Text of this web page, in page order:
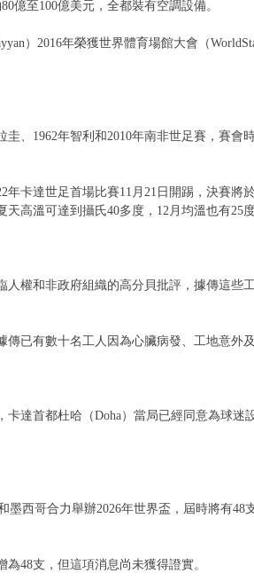
億至100億美元，全都裝有空調設備。
）2016年榮獲世界體育場館大會（
、1962年智利和2010年南非世足賽，賽會
卡達世足首場比賽11月21日開踢，決賽將
高溫可達到攝氏40多度，12月均溫也有25度
權和非政府組織的高分貝批評，據傳這些
已有數十名工人因為心臟病發、工地意外及
達首都杜哈（Doha）當局已經同意為球迷
墨西哥合力舉辦2026年世界盃，屆時將有48
48支，但這項消息尚未獲得證實。